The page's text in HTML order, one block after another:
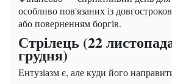
особливо пов'язаних із
або поверненням боргів.
Стрілець (22
грудня)
Ентузіазм є, але куди його